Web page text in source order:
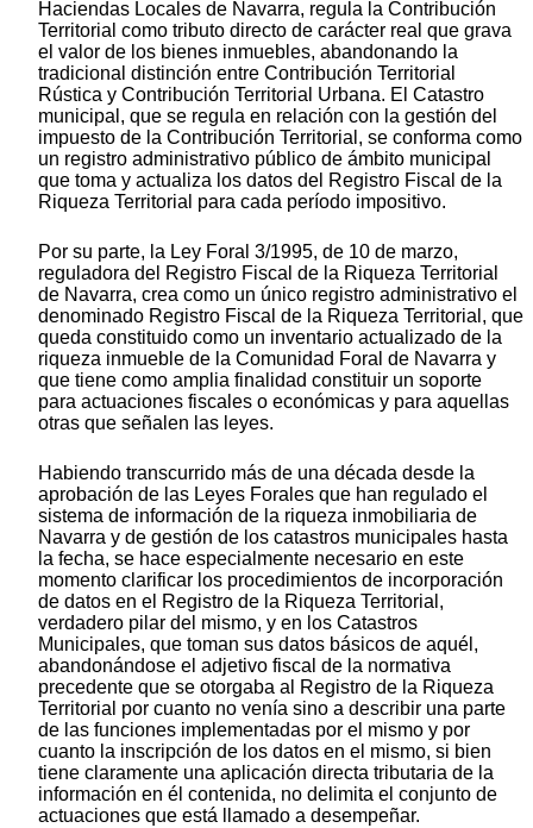
Haciendas Locales de Navarra, regula la Contribución
Territorial como tributo directo de carácter real que grava
el valor de los bienes inmuebles, abandonando la
tradicional distinción entre Contribución Territorial
Rústica y Contribución Territorial Urbana. El Catastro
municipal, que se regula en relación con la gestión del
impuesto de la Contribución Territorial, se conforma como
un registro administrativo público de ámbito municipal
que toma y actualiza los datos del Registro Fiscal de la
Riqueza Territorial para cada período impositivo.
Por su parte, la Ley Foral 3/1995, de 10 de marzo,
reguladora del Registro Fiscal de la Riqueza Territorial
de Navarra, crea como un único registro administrativo el
denominado Registro Fiscal de la Riqueza Territorial, que
queda constituido como un inventario actualizado de la
riqueza inmueble de la Comunidad Foral de Navarra y
que tiene como amplia finalidad constituir un soporte
para actuaciones fiscales o económicas y para aquellas
otras que señalen las leyes.
Habiendo transcurrido más de una década desde la
aprobación de las Leyes Forales que han regulado el
sistema de información de la riqueza inmobiliaria de
Navarra y de gestión de los catastros municipales hasta
la fecha, se hace especialmente necesario en este
momento clarificar los procedimientos de incorporación
de datos en el Registro de la Riqueza Territorial,
verdadero pilar del mismo, y en los Catastros
Municipales, que toman sus datos básicos de aquél,
abandonándose el adjetivo fiscal de la normativa
precedente que se otorgaba al Registro de la Riqueza
Territorial por cuanto no venía sino a describir una parte
de las funciones implementadas por el mismo y por
cuanto la inscripción de los datos en el mismo, si bien
tiene claramente una aplicación directa tributaria de la
información en él contenida, no delimita el conjunto de
actuaciones que está llamado a desempeñar.